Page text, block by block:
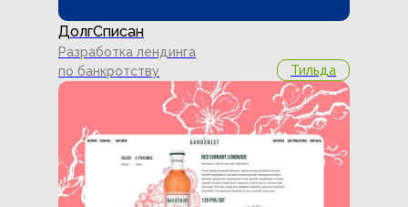
ДолгСписан
Разработка лендинга
по банкротству
Тильда